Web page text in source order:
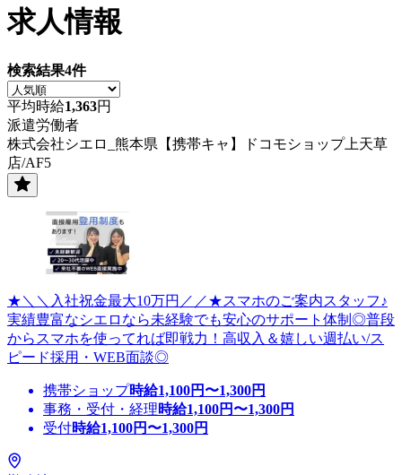
求人情報
検索結果4件
平均時給1,363円
派遣労働者
株式会社シエロ_熊本県【携帯キャ】ドコモショップ上天草
店/AF5
★＼＼入社祝金最大10万円／／★スマホのご案内スタッフ♪
実績豊富なシエロなら未経験でも安心のサポート体制◎普段
からスマホを使ってれば即戦力！高収入＆嬉しい週払い/ス
ピード採用・WEB面談◎
携帯ショップ時給1,100円〜1,300円
事務・受付・経理時給1,100円〜1,300円
受付時給1,100円〜1,300円